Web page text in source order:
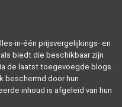
in-één prijsvergelijkings- en
biedt die beschikbaar zijn
de laatst toegevoegde blogs.
beschermd door hun
inhoud is afgeleid van hun